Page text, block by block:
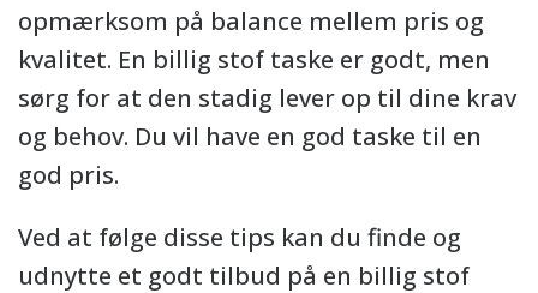
opmærksom på balance mellem pris og
kvalitet. En billig stof taske er godt, men
sørg for at den stadig lever op til dine krav
og behov. Du vil have en god taske til en
god pris.
Ved at følge disse tips kan du finde og
udnytte et godt tilbud på en billig stof